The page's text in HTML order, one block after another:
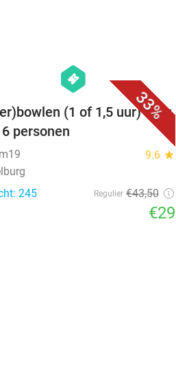
33%
hexagon
events
(1 of 1,5 uur) voor
personen
9.6 star
245
Regulier €43,50
€29